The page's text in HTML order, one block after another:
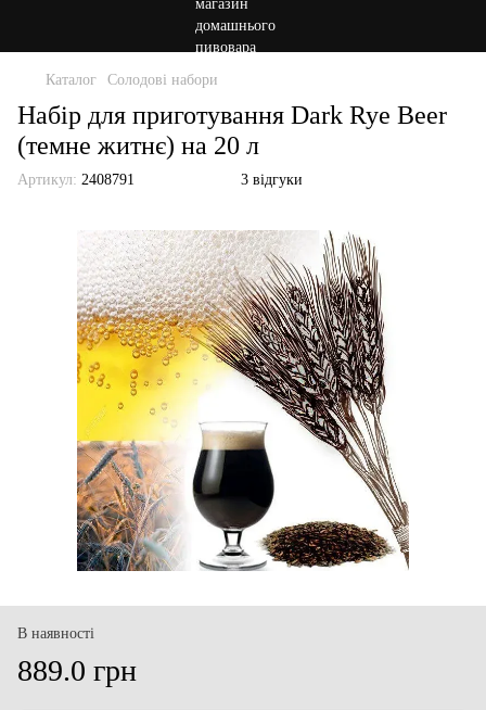
Каталог Солодові набори
Набір для приготування Dark Rye Beer
(темне житнє) на 20 л
Артикул: 2408791 3 відгуки
В наявності
889.0 грн